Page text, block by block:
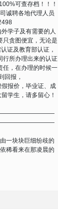
可查存档！！！
诚聘各地代理人员
学子及有需要的人
贪图便宜，无论是
证及教育部认证，
行所办理出来的认证
任，在办理的时候一
回报，
报价，毕业证、成
学生，请多留心！
一块块巨细纷歧的
稀看来在那凌晨的